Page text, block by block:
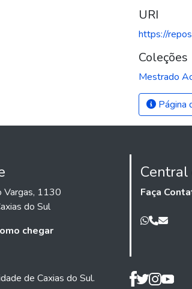
URI
https://
Coleções
Mestrado
Página
Vargas, 1130
do Sul
chegar
Faça
de Caxias do Sul.